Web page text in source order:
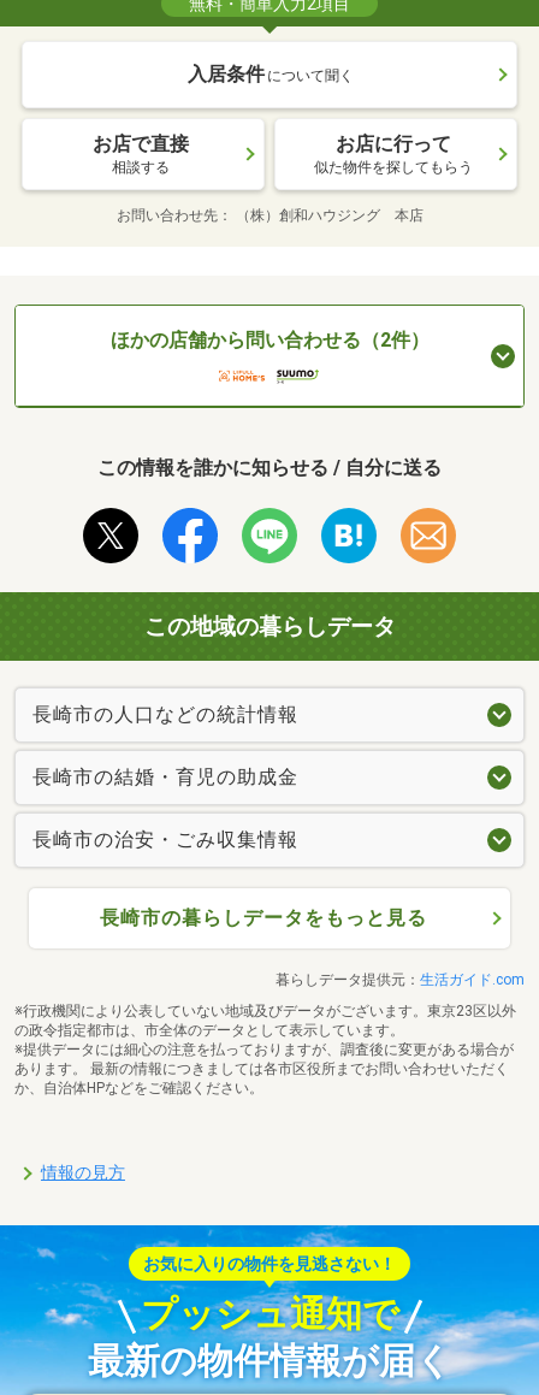
無料・簡単入力2項目
入居条件 について聞く
お店で直接
相談する
お店に行って
似た物件を探してもらう
お問い合わせ先 （株）創和ハウジング 本店
ほかの店舗から問い合わせる（2件）
この情報を誰かに知らせる / 自分に送る
この地域の暮らしデータ
長崎市の人口などの統計情報
長崎市の結婚・育児の助成金
長崎市の治安・ごみ収集情報
長崎市の暮らしデータをもっと見る
暮らしデータ提供元： 生活ガイド.com
※行政機関により公表していない地域及びデータがございます。東京23区以外
の政令指定都市は、市全体のデータとして表示しています。
※提供データには細心の注意を払っておりますが、調査後に変更がある場合が
あります。 最新の情報につきましては各市区役所までお問い合わせいただく
か、自治体HPなどをご確認ください。
情報の見方
お気に入りの物件を見逃さない！
プッシュ通知で
最新の物件情報が届く